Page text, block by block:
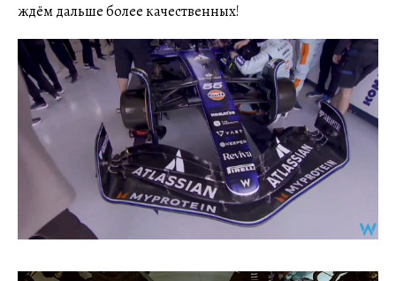
ждём дальше более качественных!